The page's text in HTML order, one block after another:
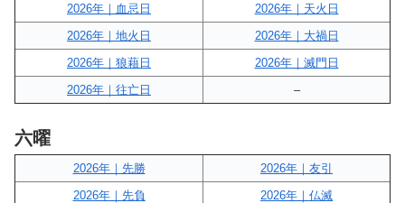
2026年｜血忌日
2026年｜天火日
2026年｜地火日
2026年｜大禍日
2026年｜狼藉日
2026年｜滅門日
2026年｜往亡日
–
六曜
2026年｜先勝
2026年｜友引
2026年｜先負
2026年｜仏滅